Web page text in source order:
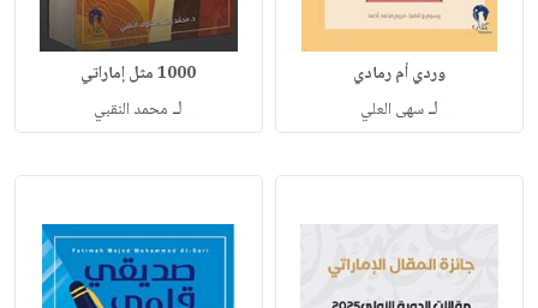
وردي أم رمادي
لـسهى العلي
1000 مثل إماراتي
لـ محمد النقبي